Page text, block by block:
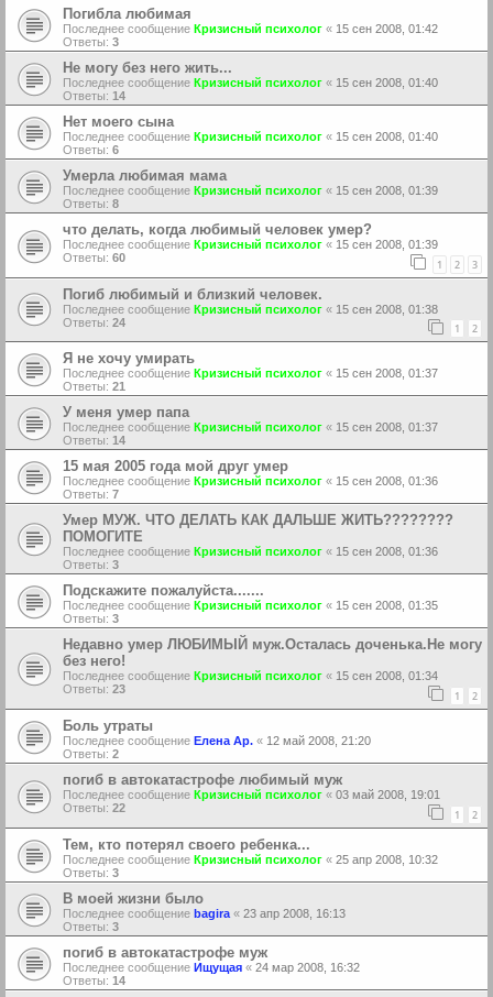
Погибла любимая
Последнее сообщение Кризисный психолог « 15 сен 2008, 01:42
Ответы: 3
Не могу без него жить...
Последнее сообщение Кризисный психолог « 15 сен 2008, 01:40
Ответы: 14
Нет моего сына
Последнее сообщение Кризисный психолог « 15 сен 2008, 01:40
Ответы: 6
Умерла любимая мама
Последнее сообщение Кризисный психолог « 15 сен 2008, 01:39
Ответы: 8
что делать, когда любимый человек умер?
Последнее сообщение Кризисный психолог « 15 сен 2008, 01:39
Ответы: 60 1 2 3
Погиб любимый и близкий человек.
Последнее сообщение Кризисный психолог « 15 сен 2008, 01:38
Ответы: 24 1 2
Я не хочу умирать
Последнее сообщение Кризисный психолог « 15 сен 2008, 01:37
Ответы: 21
У меня умер папа
Последнее сообщение Кризисный психолог « 15 сен 2008, 01:37
Ответы: 14
15 мая 2005 года мой друг умер
Последнее сообщение Кризисный психолог « 15 сен 2008, 01:36
Ответы: 7
Умер МУЖ. ЧТО ДЕЛАТЬ КАК ДАЛЬШЕ ЖИТЬ????????
ПОМОГИТЕ
Последнее сообщение Кризисный психолог « 15 сен 2008, 01:36
Ответы: 3
Подскажите пожалуйста.......
Последнее сообщение Кризисный психолог « 15 сен 2008, 01:35
Ответы: 3
Недавно умер ЛЮБИМЫЙ муж.Осталась доченька.Не могу
без него!
Последнее сообщение Кризисный психолог « 15 сен 2008, 01:34
Ответы: 23 1 2
Боль утраты
Последнее сообщение Елена Ар. « 12 май 2008, 21:20
Ответы: 2
погиб в автокатастрофе любимый муж
Последнее сообщение Кризисный психолог « 03 май 2008, 19:01
Ответы: 22 1 2
Тем, кто потерял своего ребенка...
Последнее сообщение Кризисный психолог « 25 апр 2008, 10:32
Ответы: 3
В моей жизни было
Последнее сообщение bagira « 23 апр 2008, 16:13
Ответы: 3
погиб в автокатастрофе муж
Последнее сообщение Ищущая « 24 мар 2008, 16:32
Ответы: 14